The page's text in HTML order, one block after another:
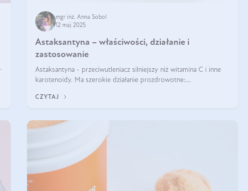
mgr inż. Anna Sobol
12 maj 2025
Astaksantyna – właściwości, działanie i
zastosowanie
Astaksantyna - przeciwutleniacz silniejszy niż witamina C i inne
karotenoidy. Ma szerokie działanie prozdrowotne:
CZYTAJ